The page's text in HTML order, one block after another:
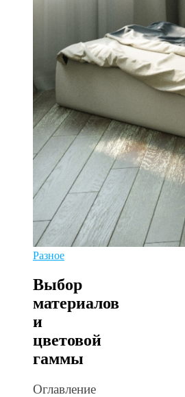
Разное
Выбор
материалов
и
цветовой
гаммы
Оглавление